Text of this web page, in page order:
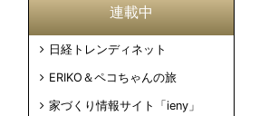
連載中
日経トレンディネット
ERIKO＆ペコちゃんの旅
家づくり情報サイト「ieny」